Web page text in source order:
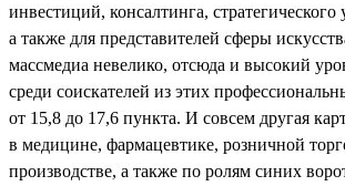
инвестиций, консалтинга, стратегического
а также для представителей сферы
массмедиа невелико, отсюда и высокий
среди соискателей из этих
от 15,8 до 17,6 пункта. И совсем другая
в медицине, фармацевтике, розничной
производстве, а также по ролям синих